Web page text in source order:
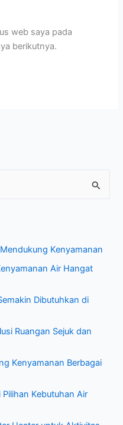
web saya pada
berikutnya.
Kenyamanan
Air Hangat
Dibutuhkan di
Ruangan Sejuk dan
Kenyamanan Berbagai
Kebutuhan Air